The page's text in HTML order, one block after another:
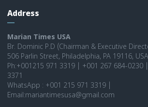
Address
Marian Times USA
Br. Dominic P.D (Chairman & Executive
506 Parlin Street, Philadelphia, PA 19116, USA
Ph:+001215 971 3319 | +001 267 684-0230
3371
WhatsApp : +001 215 971 3319 |
Email:mariantimesusa@gmail.com